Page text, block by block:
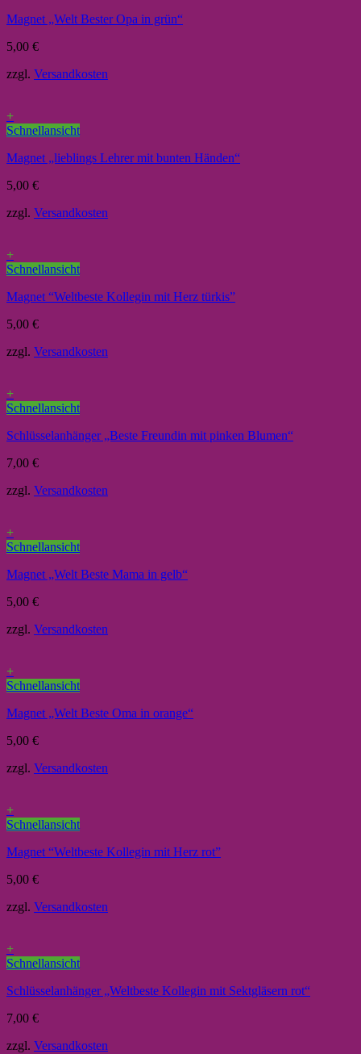
Magnet „Welt Bester Opa in grün“
5,00 €
zzgl. Versandkosten
+
Schnellansicht
Magnet „lieblings Lehrer mit bunten Händen“
5,00 €
zzgl. Versandkosten
+
Schnellansicht
Magnet “Weltbeste Kollegin mit Herz türkis”
5,00 €
zzgl. Versandkosten
+
Schnellansicht
Schlüsselanhänger „Beste Freundin mit pinken Blumen“
7,00 €
zzgl. Versandkosten
+
Schnellansicht
Magnet „Welt Beste Mama in gelb“
5,00 €
zzgl. Versandkosten
+
Schnellansicht
Magnet „Welt Beste Oma in orange“
5,00 €
zzgl. Versandkosten
+
Schnellansicht
Magnet “Weltbeste Kollegin mit Herz rot”
5,00 €
zzgl. Versandkosten
+
Schnellansicht
Schlüsselanhänger „Weltbeste Kollegin mit Sektgläsern rot“
7,00 €
zzgl. Versandkosten